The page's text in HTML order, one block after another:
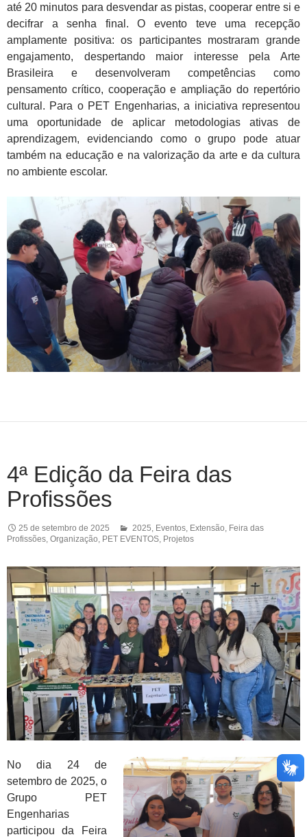
até 20 minutos para desvendar as pistas, cooperar entre si e
decifrar a senha final. O evento teve uma recepção
amplamente positiva: os participantes mostraram grande
engajamento, despertando maior interesse pela Arte
Brasileira e desenvolveram competências como
pensamento crítico, cooperação e ampliação do repertório
cultural. Para o PET Engenharias, a iniciativa representou
uma oportunidade de aplicar metodologias ativas de
aprendizagem, evidenciando como o grupo pode atuar
também na educação e na valorização da arte e da cultura
no ambiente escolar.
4ª Edição da Feira das
Profissões
25 de setembro de 2025 2025, Eventos, Extensão, Feira das
Profissões, Organização, PET EVENTOS, Projetos
No dia 24 de
setembro de 2025, o
Grupo PET
Engenharias
participou da Feira